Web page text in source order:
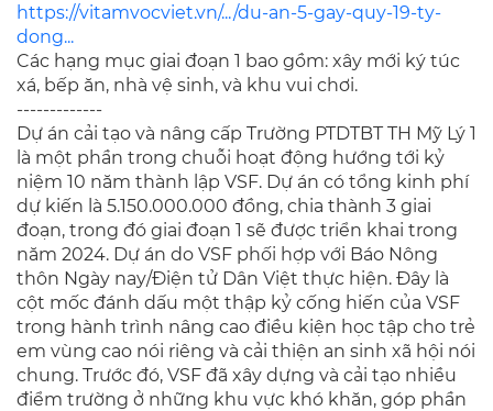
https://vitamvocviet.vn/.../du-an-5-gay-quy-19-ty-
dong...
Các hạng mục giai đoạn 1 bao gồm: xây mới ký túc
xá, bếp ăn, nhà vệ sinh, và khu vui chơi.
-------------
Dự án cải tạo và nâng cấp Trường PTDTBT TH Mỹ Lý 1
là một phần trong chuỗi hoạt động hướng tới kỷ
niệm 10 năm thành lập VSF. Dự án có tổng kinh phí
dự kiến là 5.150.000.000 đồng, chia thành 3 giai
đoạn, trong đó giai đoạn 1 sẽ được triển khai trong
năm 2024. Dự án do VSF phối hợp với Báo Nông
thôn Ngày nay/Điện tử Dân Việt thực hiện. Đây là
cột mốc đánh dấu một thập kỷ cống hiến của VSF
trong hành trình nâng cao điều kiện học tập cho trẻ
em vùng cao nói riêng và cải thiện an sinh xã hội nói
chung. Trước đó, VSF đã xây dựng và cải tạo nhiều
điểm trường ở những khu vực khó khăn, góp phần